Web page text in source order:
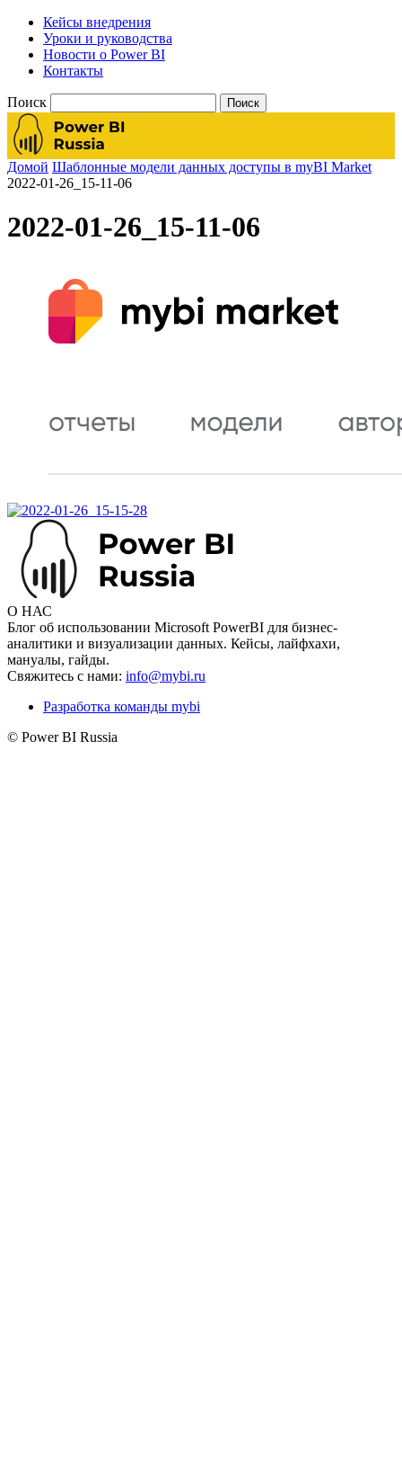
Кейсы внедрения
Уроки и руководства
Новости о Power BI
Контакты
Поиск
Домой Шаблонные модели данных доступы в myBI Market
2022-01-26_15-11-06
2022-01-26_15-11-06
О НАС
Блог об использовании Microsoft PowerBI для бизнес-
аналитики и визуализации данных. Кейсы, лайфхахи,
мануалы, гайды.
Свяжитесь с нами: info@mybi.ru
Разработка команды mybi
© Power BI Russia